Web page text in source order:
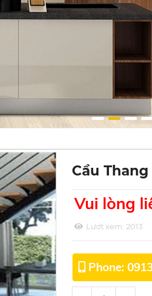
Cầu Thang
Vui lòng
Lượt xem:2013
Phone: